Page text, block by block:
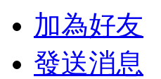
加為好友
發送消息